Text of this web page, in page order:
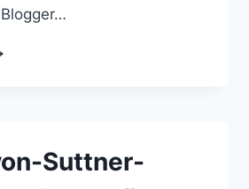
Suttner-